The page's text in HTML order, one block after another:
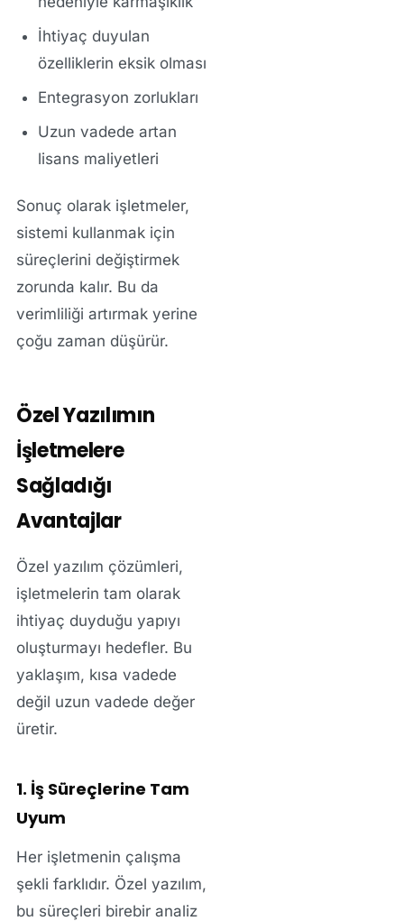
İhtiyaç duyulan
özelliklerin eksik olması
Entegrasyon zorlukları
Uzun vadede artan
lisans maliyetleri
Sonuç olarak işletmeler,
sistemi kullanmak için
süreçlerini değiştirmek
zorunda kalır. Bu da
verimliliği artırmak yerine
çoğu zaman düşürür.
Özel Yazılımın
İşletmelere
Sağladığı
Avantajlar
Özel yazılım çözümleri,
işletmelerin tam olarak
ihtiyaç duyduğu yapıyı
oluşturmayı hedefler. Bu
yaklaşım, kısa vadede
değil uzun vadede değer
üretir.
1. İş Süreçlerine Tam
Uyum
Her işletmenin çalışma
şekli farklıdır. Özel yazılım,
bu süreçleri birebir analiz